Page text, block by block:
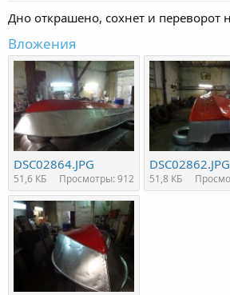
Дно открашено, сохнет и переворот
Вложения
DSC02864.JPG
51,6 КБ Просмотры: 912
DSC02862.JPG
51,8 КБ